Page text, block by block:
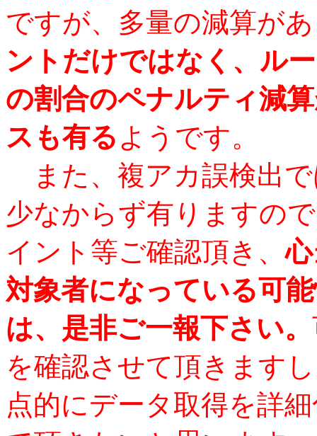
ですが、多量の減算が
ントだけではなく、ル
の割合のペナルティ減
スも有る ようです。
また、複アカ誤検出
少なからず有りますの
イント等ご確認頂き、
対象者になっている可
は、是非ご一報下さい。
を確認させて頂きます
点的にデータ取得を詳